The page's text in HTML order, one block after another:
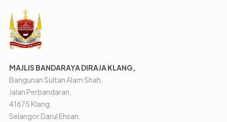
MAJLIS BANDARAYA DIRAJA KLANG,
Bangunan Sultan Alam Shah,
Jalan Perbandaran,
41675 Klang,
Selangor Darul Ehsan.